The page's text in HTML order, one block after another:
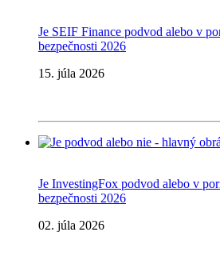
Je SEIF Finance podvod alebo v
bezpečnosti 2026
15. júla 2026
Je InvestingFox podvod alebo v
bezpečnosti 2026
02. júla 2026